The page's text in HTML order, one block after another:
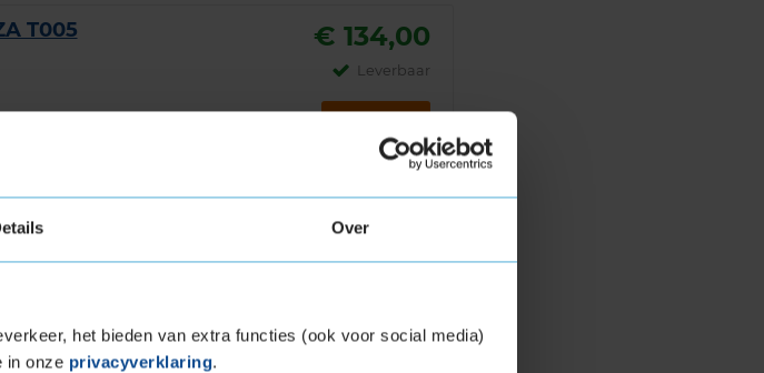
Over
het bieden van extra functies (ook voor social media)
in onze privacyverklaring.
T005 € 134,00
Leverbaar
SF € 106,40
Leverbaar